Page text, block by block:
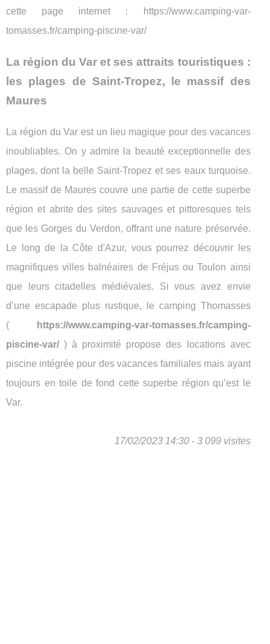
cette page internet : https://www.camping-var-
tomasses.fr/camping-piscine-var/
La région du Var et ses attraits touristiques :
les plages de Saint-Tropez, le massif des
Maures
La région du Var est un lieu magique pour des vacances
inoubliables. On y admire la beauté exceptionnelle des
plages, dont la belle Saint-Tropez et ses eaux turquoise.
Le massif de Maures couvre une partie de cette superbe
région et abrite des sites sauvages et pittoresques tels
que les Gorges du Verdon, offrant une nature préservée.
Le long de la Côte d'Azur, vous pourrez découvrir les
magnifiques villes balnéaires de Fréjus ou Toulon ainsi
que leurs citadelles médiévales. Si vous avez envie
d’une escapade plus rustique, le camping Thomasses
(
https://www.camping-var-tomasses.fr/camping-
piscine-var/ ) à proximité propose des locations avec
piscine intégrée pour des vacances familiales mais ayant
toujours en toile de fond cette superbe région qu’est le
Var.
17/02/2023 14:30 - 3 099 visites